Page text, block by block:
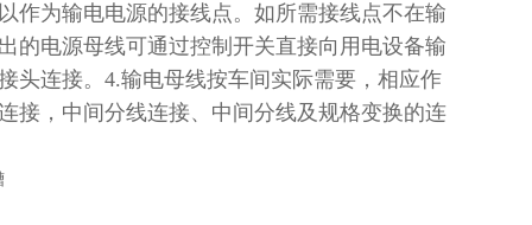
作为输电电源的接线点。如所需接线点不在输
的电源母线可通过控制开关直接向用电设备输
头连接。 4.输电母线按车间实际需要，相应作
接，中间分线连接、中间分线及规格变换的连